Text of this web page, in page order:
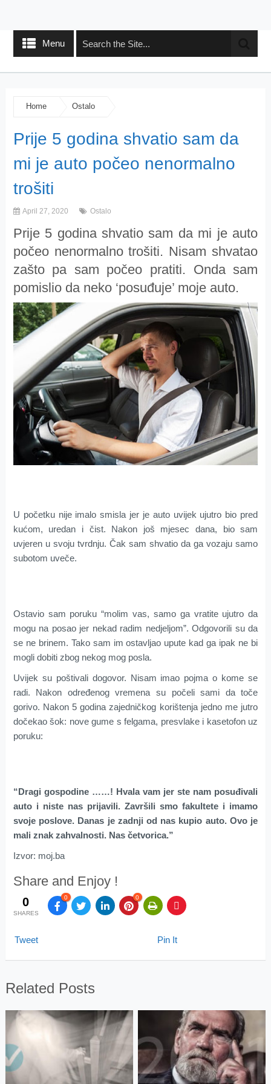
Menu
Home Ostalo
Prije 5 godina shvatio sam da
mi je auto počeo nenormalno
trošiti
April 27, 2020 Ostalo
Prije 5 godina shvatio sam da mi je auto
počeo nenormalno trošiti. Nisam shvatao
zašto pa sam počeo pratiti. Onda sam
pomislio da neko ‘posuđuje’ moje auto.
U početku nije imalo smisla jer je auto uvijek ujutro bio pred
kućom, uredan i čist. Nakon još mjesec dana, bio sam
uvjeren u svoju tvrdnju. Čak sam shvatio da ga vozaju samo
subotom uveče.
Ostavio sam poruku “molim vas, samo ga vratite ujutro da
mogu na posao jer nekad radim nedjeljom”. Odgovorili su da
se ne brinem. Tako sam im ostavljao upute kad ga ipak ne bi
mogli dobiti zbog nekog mog posla.
Uvijek su poštivali dogovor. Nisam imao pojma o kome se
radi. Nakon određenog vremena su počeli sami da toče
gorivo. Nakon 5 godina zajedničkog korištenja jedno me jutro
dočekao šok: nove gume s felgama, presvlake i kasetofon uz
poruku:
“Dragi gospodine ……! Hvala vam jer ste nam posuđivali
auto i niste nas prijavili. Završili smo fakultete i imamo
svoje poslove. Danas je zadnji od nas kupio auto. Ovo je
mali znak zahvalnosti. Nas četvorica.”
Izvor: moj.ba
Share and Enjoy !
0
SHARES
0 0
Tweet Pin It
Related Posts